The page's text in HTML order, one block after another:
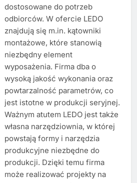
dostosowane do potrzeb
odbiorców. W ofercie LEDO
znajdują się m.in. kątowniki
montażowe, które stanowią
niezbędny element
wyposażenia. Firma dba o
wysoką jakość wykonania oraz
powtarzalność parametrów, co
jest istotne w produkcji seryjnej.
Ważnym atutem LEDO jest także
własna narzędziownia, w której
powstają formy i narzędzia
produkcyjne niezbędne do
produkcji. Dzięki temu firma
może realizować projekty na